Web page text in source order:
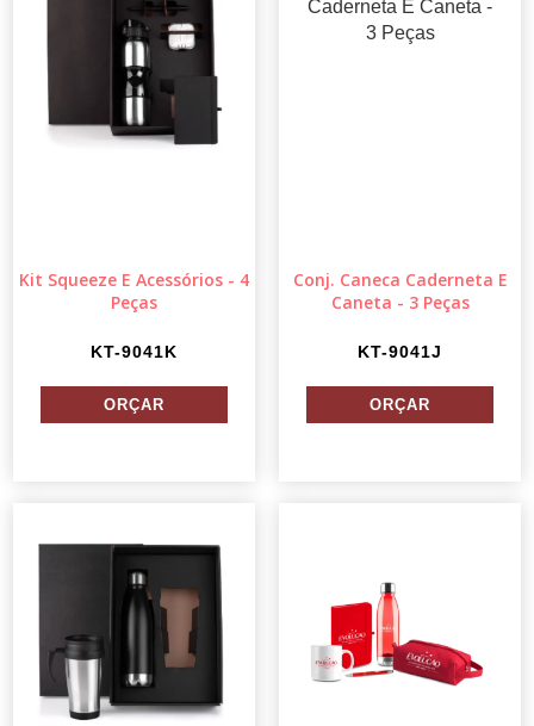
Kit Squeeze E Acessórios - 4
Peças
KT-9041K
Conj. Caneca Caderneta E
Caneta - 3 Peças
KT-9041J